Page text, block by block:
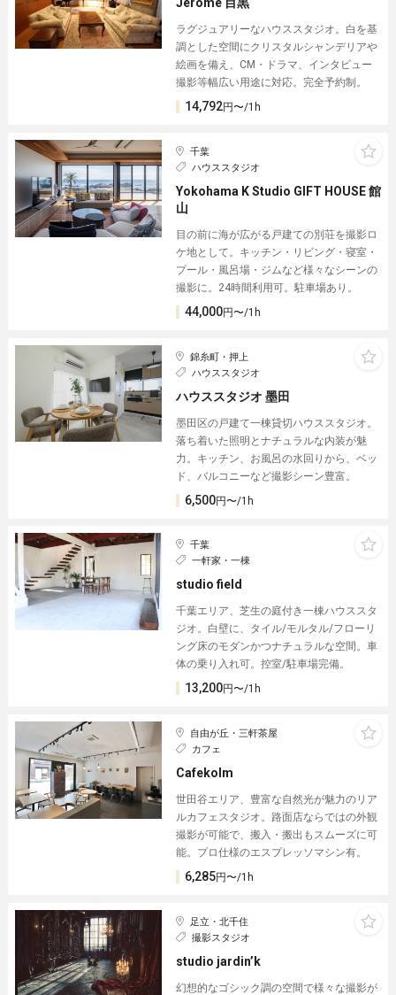
Jerome 目黒
ラグジュアリーなハウススタジオ。白を基
調とした空間にクリスタルシャンデリアや
絵画を備え、CM・ドラマ、インタビュー
撮影等幅広い用途に対応。完全予約制。
14,792円〜/1h
千葉
ハウススタジオ
Yokohama K Studio GIFT HOUSE 館
山︎
目の前に海が広がる戸建ての別荘を撮影ロ
ケ地として。キッチン・リビング・寝室・
プール・風呂場・ジムなど様々なシーンの
撮影に。24時間利用可。駐車場あり。
44,000円〜/1h
錦糸町・押上
ハウススタジオ
ハウススタジオ 墨田
墨田区の戸建て一棟貸切ハウススタジオ。
落ち着いた照明とナチュラルな内装が魅
力。キッチン、お風呂の水回りから、ベッ
ド、バルコニーなど撮影シーン豊富。
6,500円〜/1h
千葉
一軒家・一棟
studio field
千葉エリア、芝生の庭付き一棟ハウススタ
ジオ。白壁に、タイル/モルタル/フローリ
ング床のモダンかつナチュラルな空間。車
体の乗り入れ可。控室/駐車場完備。
13,200円〜/1h
自由が丘・三軒茶屋
カフェ
Cafekolm
世田谷エリア、豊富な自然光が魅力のリア
ルカフェスタジオ。路面店ならではの外観
撮影が可能で、搬入・搬出もスムーズに可
能。プロ仕様のエスプレッソマシン有。
6,285円〜/1h
足立・北千住
撮影スタジオ
studio jardin’k
幻想的なゴシック調の空間で様々な撮影が